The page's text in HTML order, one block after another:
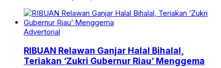
Advertorial
RIBUAN Relawan Ganjar Halal Bihalal,
Teriakan ‘Zukri Gubernur Riau’ Menggema